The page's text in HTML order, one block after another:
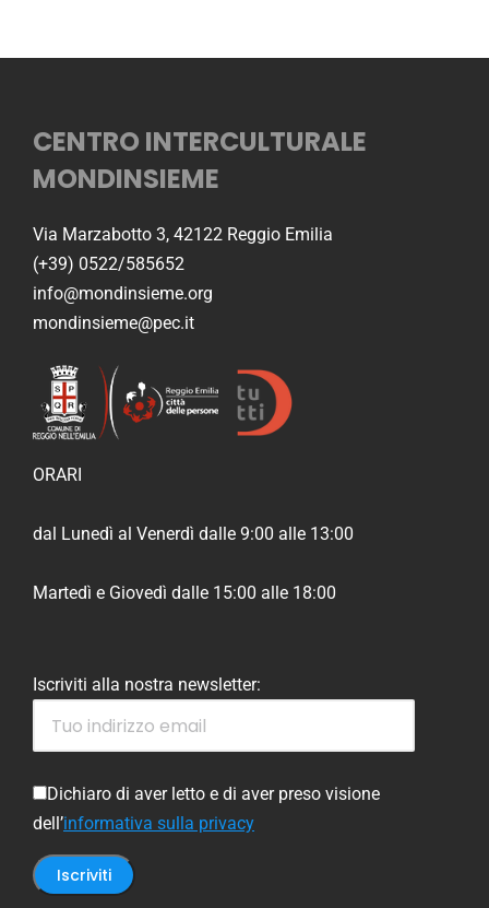
CENTRO INTERCULTURALE
MONDINSIEME
Via Marzabotto 3, 42122 Reggio Emilia
(+39) 0522/585652
info@mondinsieme.org
mondinsieme@pec.it
ORARI
dal Lunedì al Venerdì dalle 9:00 alle 13:00
Martedì e Giovedì dalle 15:00 alle 18:00
Iscriviti alla nostra newsletter:
Dichiaro di aver letto e di aver preso visione
dell’informativa sulla privacy